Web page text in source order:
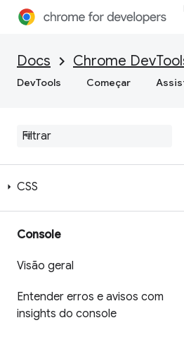
Docs Chrome
DevTools Começar
CSS
Console
Visão geral
Entender erros e avisos com
insights do console